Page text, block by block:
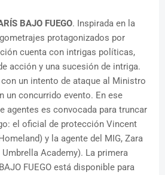
BAJO FUEGO. Inspirada en la
protagonizados por
cuenta con intrigas políticas,
acción y una sucesión de intriga.
un intento de ataque al Ministro
un concurrido evento. En ese
agentes es convocada para truncar
el oficial de protección Vincent
y la agente del MIG, Zara
Academy). La primera
FUEGO está disponible para